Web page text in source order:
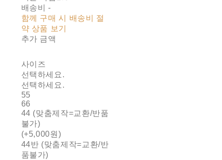
배송비-
함께 구매 시 배송비 절
약 상품 보기
추가 금액
사이즈
선택하세요.
선택하세요.
55
66
44 (맞춤제작=교환/반품
불가)
(+5,000원)
44반 (맞춤제작=교환/반
품불가)